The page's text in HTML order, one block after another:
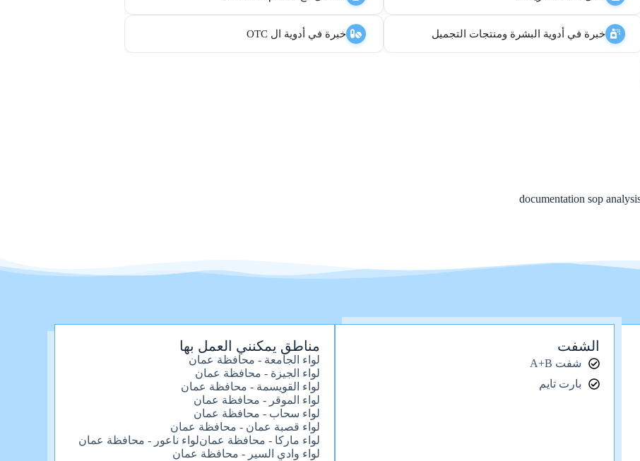
خبرة في أدوية البشرة ومنتجات التجميل خبرة في أدوية ال OTC
الشفت
شفت A+B
بارت تايم
مناطق يمكنني العمل بها
لواء الجامعة - محافظة عمان
لواء الجيزة - محافظة عمان
لواء القويسمة - محافظة عمان
لواء الموقر - محافظة عمان
لواء سحاب - محافظة عمان
لواء قصبة عمان - محافظة عمان
لواء ماركا - محافظة عمانلواء ناعور - محافظة عمان
لواء وادي السير - محافظة عمان